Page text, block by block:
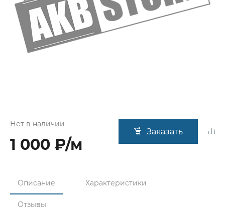
Нет в наличии
1 000 ₽/м
Заказать
Описание Характеристики
Отзывы